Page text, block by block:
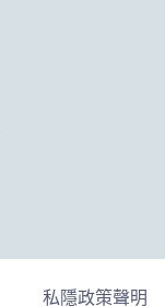
私隱政策聲明